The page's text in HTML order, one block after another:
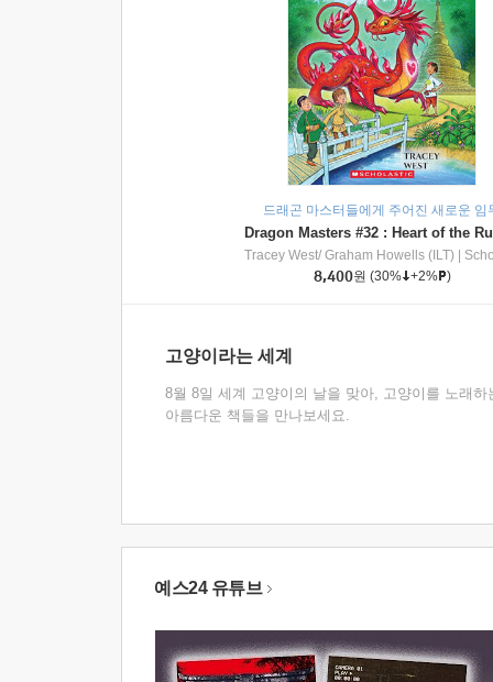
드래곤 마스터들에게 주어진 새로운 임
Tracey West/ Graham Howells (ILT)
8,400원 (30% +2% )
고양이라는 세계
8월 8일 세계 고양이의 날을 맞아, 고양이를 노래하
아름다운 책들을 만나보세요.
예스24 유튜브